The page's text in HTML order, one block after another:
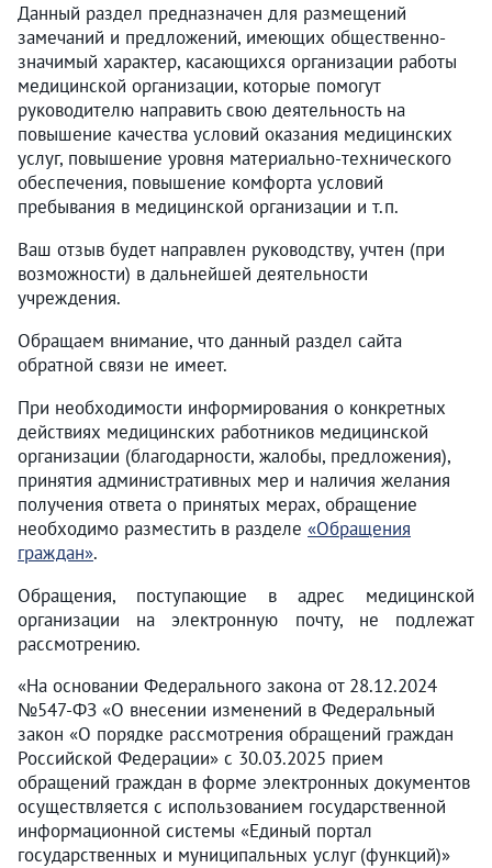
Данный раздел предназначен для размещений
замечаний и предложений, имеющих общественно-
значимый характер, касающихся организации работы
медицинской организации, которые помогут
руководителю направить свою деятельность на
повышение качества условий оказания медицинских
услуг, повышение уровня материально-технического
обеспечения, повышение комфорта условий
пребывания в медицинской организации и т.п.
Ваш отзыв будет направлен руководству, учтен (при
возможности) в дальнейшей деятельности
учреждения.
Обращаем внимание, что данный раздел сайта
обратной связи не имеет.
При необходимости информирования о конкретных
действиях медицинских работников медицинской
организации (благодарности, жалобы, предложения),
принятия административных мер и наличия желания
получения ответа о принятых мерах, обращение
необходимо разместить в разделе «Обращения
граждан».
Обращения, поступающие в адрес медицинской
организации на электронную почту, не подлежат
рассмотрению.
«На основании Федерального закона от 28.12.2024
№547-ФЗ «О внесении изменений в Федеральный
закон «О порядке рассмотрения обращений граждан
Российской Федерации» с 30.03.2025 прием
обращений граждан в форме электронных документов
осуществляется с использованием государственной
информационной системы «Единый портал
государственных и муниципальных услуг (функций)»